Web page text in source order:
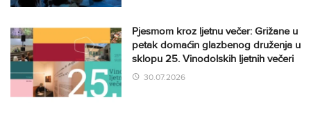
Pjesmom kroz ljetnu večer: Grižane u
petak domaćin glazbenog druženja u
sklopu 25. Vinodolskih ljetnih večeri
30.07.2026